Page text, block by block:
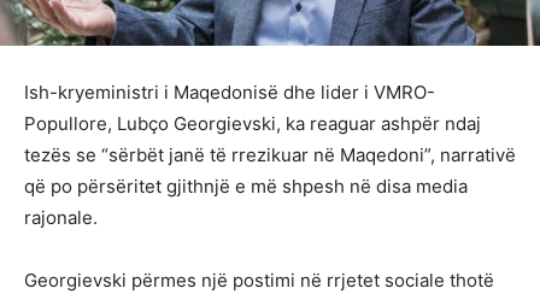
Ish-kryeministri i Maqedonisë dhe lider i VMRO-
Popullore, Lubço Georgievski, ka reaguar ashpër ndaj
tezës se “sërbët janë të rrezikuar në Maqedoni”, narrativë
që po përsëritet gjithnjë e më shpesh në disa media
rajonale.
Georgievski përmes një postimi në rrjetet sociale thotë